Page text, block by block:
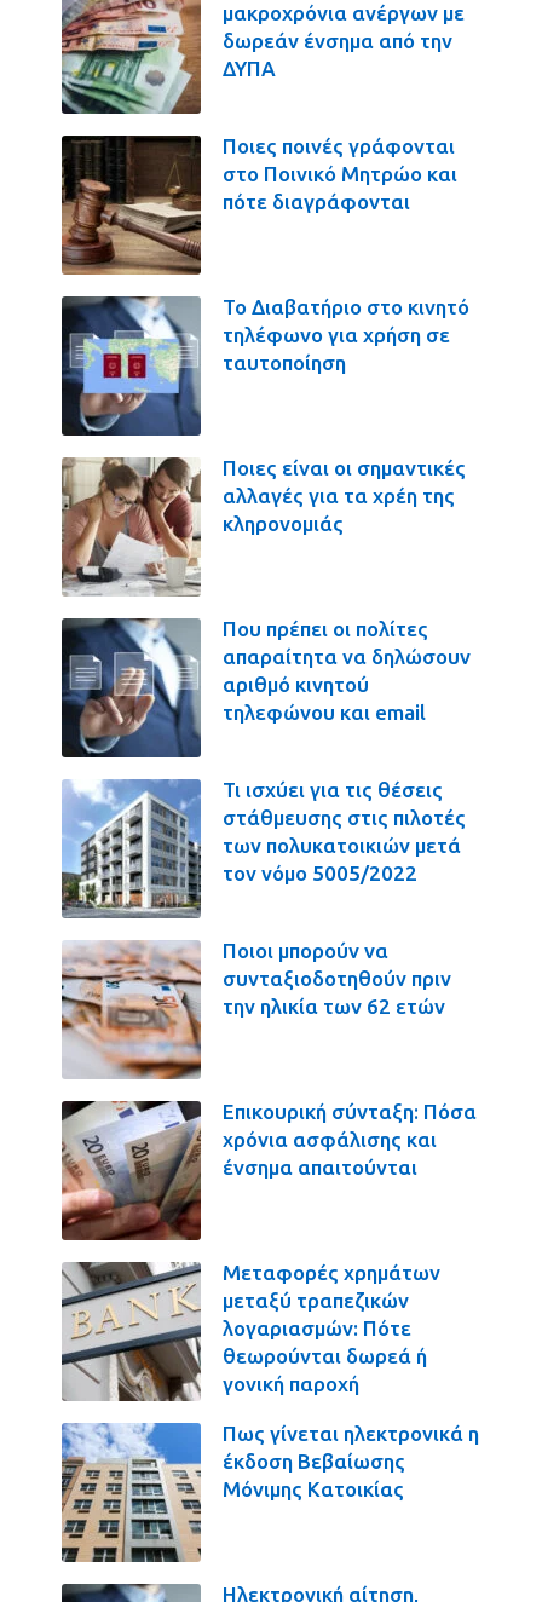
μακροχρόνια ανέργων με
δωρεάν ένσημα από την
ΔΥΠΑ
Ποιες ποινές γράφονται
στο Ποινικό Μητρώο και
πότε διαγράφονται
Το Διαβατήριο στο κινητό
τηλέφωνο για χρήση σε
ταυτοποίηση
Ποιες είναι οι σημαντικές
αλλαγές για τα χρέη της
κληρονομιάς
Που πρέπει οι πολίτες
απαραίτητα να δηλώσουν
αριθμό κινητού
τηλεφώνου και email
Τι ισχύει για τις θέσεις
στάθμευσης στις πιλοτές
των πολυκατοικιών μετά
τον νόμο 5005/2022
Ποιοι μπορούν να
συνταξιοδοτηθούν πριν
την ηλικία των 62 ετών
Επικουρική σύνταξη: Πόσα
χρόνια ασφάλισης και
ένσημα απαιτούνται
Μεταφορές χρημάτων
μεταξύ τραπεζικών
λογαριασμών: Πότε
θεωρούνται δωρεά ή
γονική παροχή
Πως γίνεται ηλεκτρονικά η
έκδοση Βεβαίωσης
Μόνιμης Κατοικίας
Ηλεκτρονική αίτηση,